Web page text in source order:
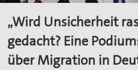
„Wird Unsicherheit
gedacht? Eine
über Migration in